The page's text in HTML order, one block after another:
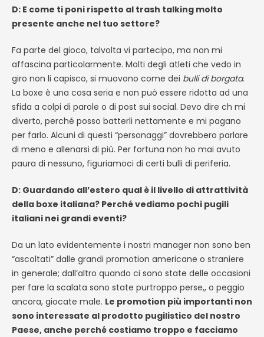
D: E come ti poni rispetto al trash talking molto
presente anche nel tuo settore?
Fa parte del gioco, talvolta vi partecipo, ma non mi
affascina particolarmente. Molti degli atleti che vedo in
giro non li capisco, si muovono come dei bulli di borgata.
La boxe è una cosa seria e non può essere ridotta ad una
sfida a colpi di parole o di post sui social. Devo dire ch mi
diverto, perché posso batterli nettamente e mi pagano
per farlo. Alcuni di questi “personaggi” dovrebbero parlare
di meno e allenarsi di più. Per fortuna non ho mai avuto
paura di nessuno, figuriamoci di certi bulli di periferia.
D: Guardando all’estero qual è il livello di attrattività
della boxe italiana? Perché vediamo pochi pugili
italiani nei grandi eventi?
Da un lato evidentemente i nostri manager non sono ben
“ascoltati” dalle grandi promotion americane o straniere
in generale; dall’altro quando ci sono state delle occasioni
per fare la scalata sono state purtroppo perse,, o peggio
ancora, giocate male. Le promotion più importanti non
sono interessate al prodotto pugilistico del nostro
Paese, anche perché costiamo troppo e facciamo